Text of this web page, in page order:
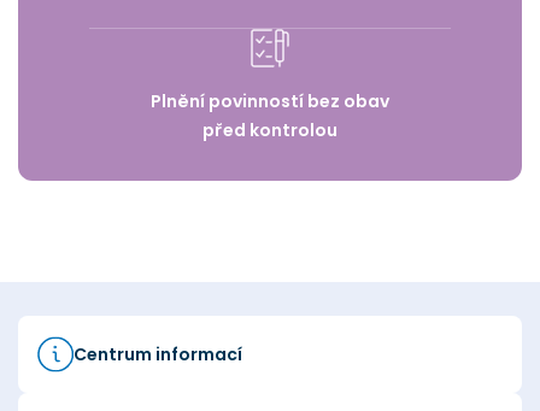
Plnění povinností bez obav
před kontrolou
Centrum informací